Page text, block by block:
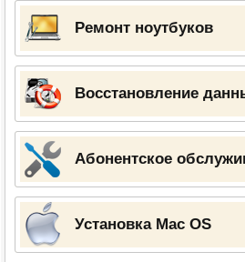
Ремонт ноутбуков
Восстановление
Абонентское
Установка Mac OS